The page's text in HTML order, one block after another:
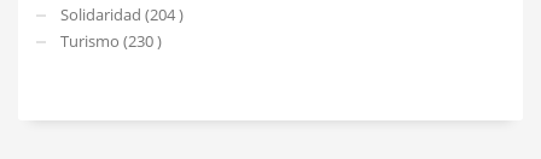
Solidaridad (204 )
Turismo (230 )